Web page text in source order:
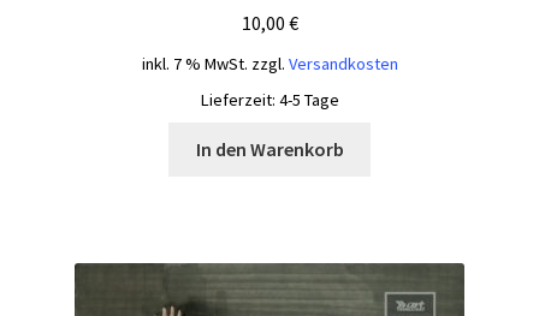
10,00 €
inkl. 7 % MwSt. zzgl. Versandkosten
Lieferzeit: 4-5 Tage
In den Warenkorb